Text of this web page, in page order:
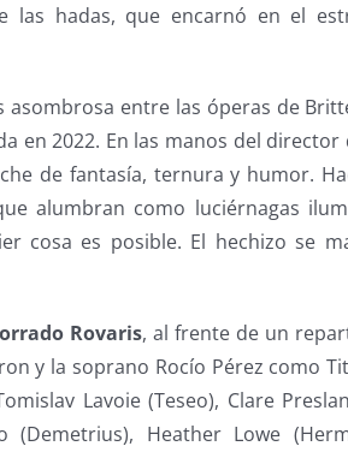
hadas, que encarnó en el
asombrosa entre las óperas de
en 2022. En las manos del director
de fantasía, ternura y humor.
alumbran como luciérnagas
cosa es posible. El hechizo se
Rovaris, al frente de un
y la soprano Rocío Pérez como
Lavoie (Teseo), Clare
(Demetrius), Heather Lowe